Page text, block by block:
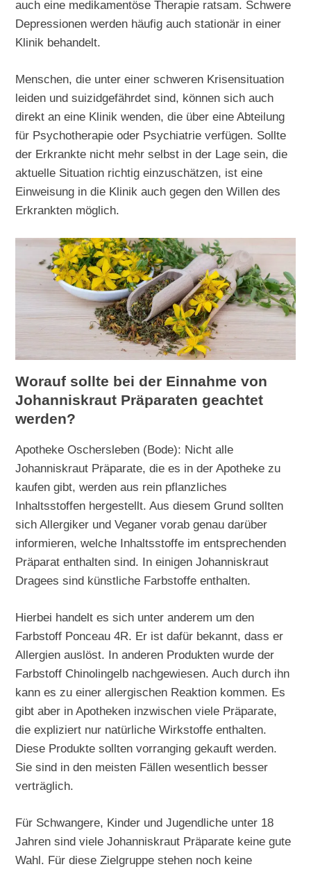
auch eine medikamentöse Therapie ratsam. Schwere
Depressionen werden häufig auch stationär in einer
Klinik behandelt.
Menschen, die unter einer schweren Krisensituation
leiden und suizidgefährdet sind, können sich auch
direkt an eine Klinik wenden, die über eine Abteilung
für Psychotherapie oder Psychiatrie verfügen. Sollte
der Erkrankte nicht mehr selbst in der Lage sein, die
aktuelle Situation richtig einzuschätzen, ist eine
Einweisung in die Klinik auch gegen den Willen des
Erkrankten möglich.
Worauf sollte bei der Einnahme von
Johanniskraut Präparaten geachtet
werden?
Apotheke Oschersleben (Bode): Nicht alle
Johanniskraut Präparate, die es in der Apotheke zu
kaufen gibt, werden aus rein pflanzliches
Inhaltsstoffen hergestellt. Aus diesem Grund sollten
sich Allergiker und Veganer vorab genau darüber
informieren, welche Inhaltsstoffe im entsprechenden
Präparat enthalten sind. In einigen Johanniskraut
Dragees sind künstliche Farbstoffe enthalten.
Hierbei handelt es sich unter anderem um den
Farbstoff Ponceau 4R. Er ist dafür bekannt, dass er
Allergien auslöst. In anderen Produkten wurde der
Farbstoff Chinolingelb nachgewiesen. Auch durch ihn
kann es zu einer allergischen Reaktion kommen. Es
gibt aber in Apotheken inzwischen viele Präparate,
die expliziert nur natürliche Wirkstoffe enthalten.
Diese Produkte sollten vorranging gekauft werden.
Sie sind in den meisten Fällen wesentlich besser
verträglich.
Für Schwangere, Kinder und Jugendliche unter 18
Jahren sind viele Johanniskraut Präparate keine gute
Wahl. Für diese Zielgruppe stehen noch keine